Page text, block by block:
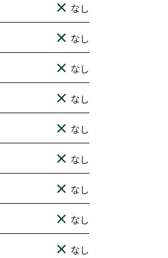
なし
なし
なし
なし
なし
なし
なし
なし
なし